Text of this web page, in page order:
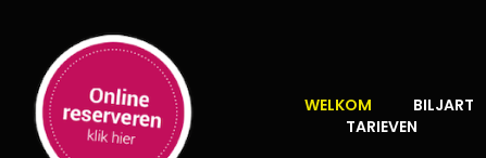
WELKOM BILJART
TARIEVEN